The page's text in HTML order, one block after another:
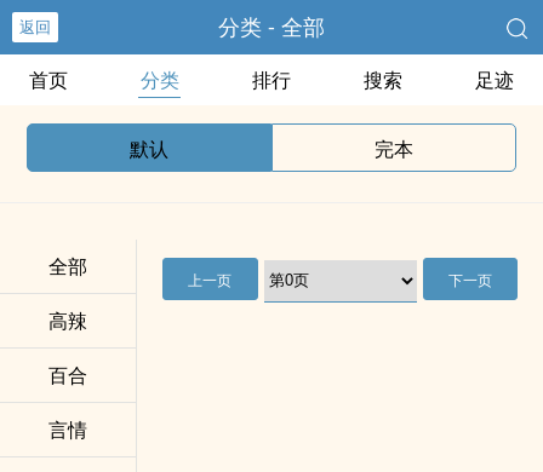
返回 分类 - 全部
首页 分类 排行 搜索 足迹
默认 完本
全部
高辣
百合
言情
上一页 下一页